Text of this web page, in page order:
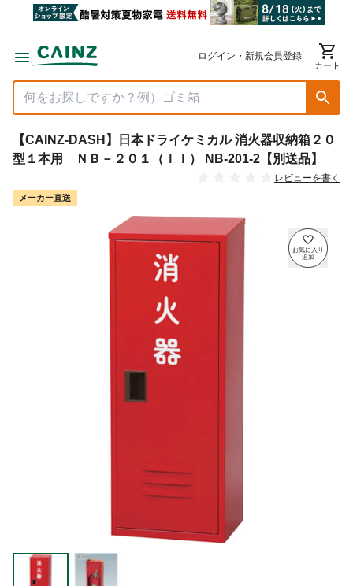
ログイン・新規会員登録
カート
【CAINZ-DASH】日本ドライケミカル 消火器収納箱２０
型１本用 ＮＢ－２０１（ＩＩ） NB-201-2【別送品】
レビューを書く
メーカー直送